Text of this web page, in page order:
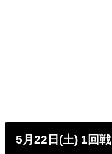
5月22日(土) 1回戦